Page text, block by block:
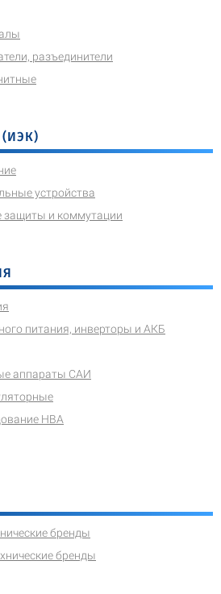
разъединители
устройства
защиты и коммутации
питания, инверторы и АКБ
аппараты САИ
НВА
бренды
бренды